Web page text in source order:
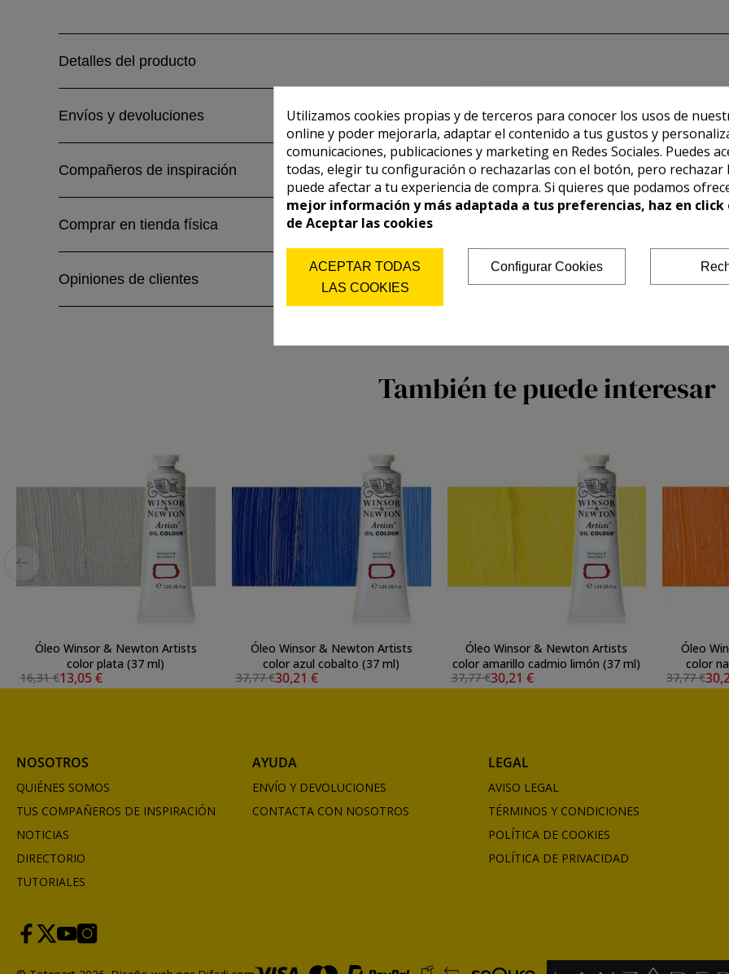
Detalles del producto
Envíos y devoluciones
Compañeros de inspiración
Comprar en tienda física
Opiniones de clientes
También te puede interesar
Óleo Winsor & Newton Artists
color plata (37 ml)
16,31 €13,05 €
Óleo Winsor & Newton Artists
color azul cobalto (37 ml)
37,77 €30,21 €
Óleo Winsor & Newton Artists
color amarillo cadmio limón (37 ml)
37,77 €30,21 €
Óleo
color
37,77 €
NOSOTROS
QUIÉNES SOMOS
TUS COMPAÑEROS DE INSPIRACIÓN
NOTICIAS
DIRECTORIO
TUTORIALES
AYUDA
ENVÍO Y DEVOLUCIONES
CONTACTA CON NOSOTROS
LEGAL
AVISO LEGAL
TÉRMINOS Y CONDICIONES
POLÍTICA DE COOKIES
POLÍTICA DE PRIVACIDAD
Utilizamos cookies propias y de terceros para conocer los usos de
online y poder mejorarla, adaptar el contenido a tus gustos y
comunicaciones, publicaciones y marketing en Redes Sociales. Puedes
todas, elegir tu configuración o rechazarlas con el botón, pero rechazar
puede afectar a tu experiencia de compra. Si quieres que podamos
mejor información y más adaptada a tus preferencias, haz en click
de Aceptar las cookies
ACEPTAR TODAS
LAS COOKIES
Configurar Cookies